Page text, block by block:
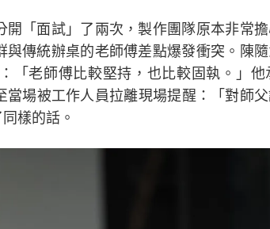
「面試」了兩次，製作團隊原本非常
傳統辦桌的老師傅差點爆發衝突。陳
「老師傅比較堅持，也比較固執。」
當場被工作人員拉離現場提醒：「對師
樣的話。